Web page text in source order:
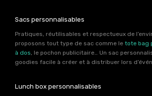
Sacs personnalisables
Pratiques, réutilisables et respectueux de
proposons tout type de sac comme le tote bag
à dos, le pochon publicitaire… Un sac
goodies facile à créer et à distribuer lors
Lunch box personnalisables